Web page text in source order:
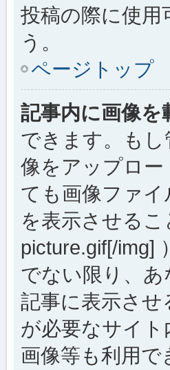
投稿の際に使
う。
ページトップ
記事内に画像
できます。も
像をアップロ
ても画像ファ
を表示させる
picture.gif[/img]
でない限り、
記事に表示さ
が必要なサイト
画像等も利用